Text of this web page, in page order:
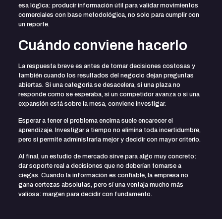
esa lógica: producir información útil para validar movimientos
comerciales con base metodológica, no solo para cumplir con
un reporte.
Cuándo conviene hacerlo
La respuesta breve es antes de tomar decisiones costosas y
también cuando los resultados del negocio dejan preguntas
abiertas. Si una categoría se desacelera, si una plaza no
responde como se esperaba, si un competidor avanza o si una
expansión está sobre la mesa, conviene investigar.
Esperar a tener el problema encima suele encarecer el
aprendizaje. Investigar a tiempo no elimina toda incertidumbre,
pero sí permite administrarla mejor y decidir con mayor criterio.
Al final, un estudio de mercado sirve para algo muy concreto:
dar soporte real a decisiones que no deberían tomarse a
ciegas. Cuando la información es confiable, la empresa no
gana certezas absolutas, pero sí una ventaja mucho más
valiosa: margen para decidir con fundamento.